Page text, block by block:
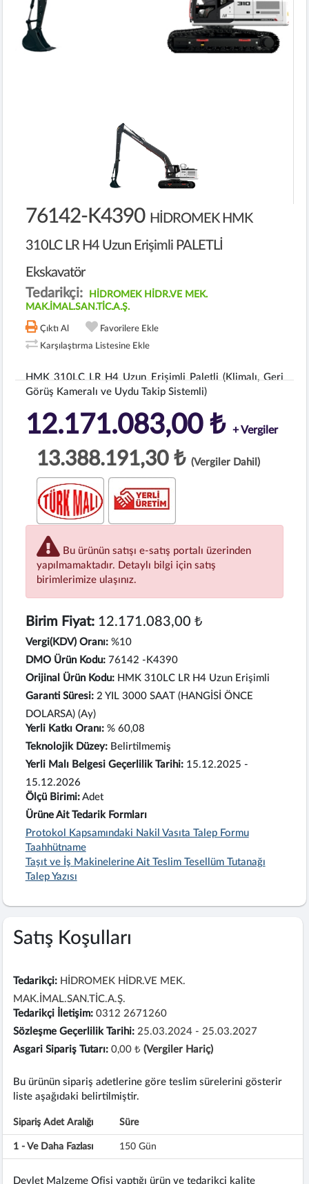
76142-K4390 HİDROMEK HMK
310LC LR H4 Uzun Erişimli PALETLİ
Ekskavatör
Tedarikçi:
HİDROMEK HİDR.VE MEK.
MAK.İMAL.SAN.TİC.A.Ş.
Çıktı Al
Favorilere Ekle
Karşılaştırma Listesine Ekle
HMK 310LC LR H4 Uzun Erişimli Paletli (Klimalı, Geri
Görüş Kameralı ve Uydu Takip Sistemli)
12.171.083,00 ₺ + Vergiler
13.388.191,30 ₺ (Vergiler Dahil)
Bu ürünün satışı e-satış portalı üzerinden
yapılmamaktadır. Detaylı bilgi için satış
birimlerimize ulaşınız.
Birim Fiyat:12.171.083,00 ₺
Vergi(KDV) Oranı: %10
DMO Ürün Kodu: 76142 -K4390
Orijinal Ürün Kodu: HMK 310LC LR H4 Uzun Erişimli
Garanti Süresi: 2 YIL 3000 SAAT (HANGİSİ ÖNCE
DOLARSA) (Ay)
Yerli Katkı Oranı: % 60,08
Teknolojik Düzey: Belirtilmemiş
Yerli Malı Belgesi Geçerlilik Tarihi: 15.12.2025 -
15.12.2026
Ölçü Birimi: Adet
Ürüne Ait Tedarik Formları
Protokol Kapsamındaki Nakil Vasıta Talep Formu
Taahhütname
Taşıt ve İş Makinelerine Ait Teslim Tesellüm Tutanağı
Talep Yazısı
Satış Koşulları
Tedarikçi: HİDROMEK HİDR.VE MEK.
MAK.İMAL.SAN.TİC.A.Ş.
Tedarikçi İletişim: 0312 2671260
Sözleşme Geçerlilik Tarihi: 25.03.2024 - 25.03.2027
Asgari Sipariş Tutarı: 0,00 ₺(Vergiler Hariç)
Bu ürünün sipariş adetlerine göre teslim sürelerini gösterir
liste aşağıdaki belirtilmiştir.
Sipariş Adet Aralığı Süre
1 - Ve Daha Fazlası 150 Gün
Devlet Malzeme Ofisi yaptığı ürün ve tedarikçi kalite